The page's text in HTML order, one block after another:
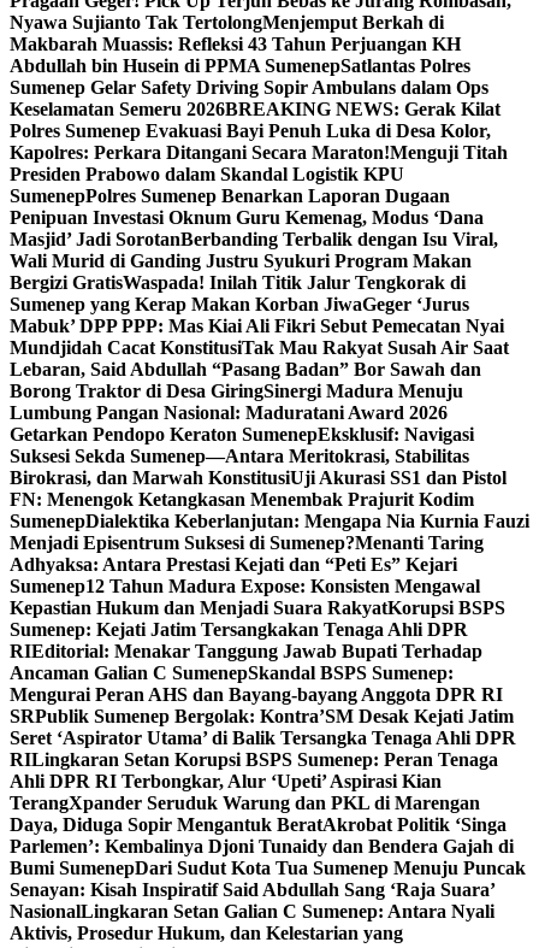
Nyawa Sujianto Tak TertolongMenjemput Berkah di
Makbarah Muassis: Refleksi 43 Tahun Perjuangan KH
Abdullah bin Husein di PPMA SumenepSatlantas Polres
Sumenep Gelar Safety Driving Sopir Ambulans dalam Ops
Keselamatan Semeru 2026BREAKING NEWS: Gerak Kilat
Polres Sumenep Evakuasi Bayi Penuh Luka di Desa Kolor,
Kapolres: Perkara Ditangani Secara Maraton!Menguji Titah
Presiden Prabowo dalam Skandal Logistik KPU
SumenepPolres Sumenep Benarkan Laporan Dugaan
Penipuan Investasi Oknum Guru Kemenag, Modus ‘Dana
Masjid’ Jadi SorotanBerbanding Terbalik dengan Isu Viral,
Wali Murid di Ganding Justru Syukuri Program Makan
Bergizi GratisWaspada! Inilah Titik Jalur Tengkorak di
Sumenep yang Kerap Makan Korban JiwaGeger ‘Jurus
Mabuk’ DPP PPP: Mas Kiai Ali Fikri Sebut Pemecatan Nyai
Mundjidah Cacat KonstitusiTak Mau Rakyat Susah Air Saat
Lebaran, Said Abdullah “Pasang Badan” Bor Sawah dan
Borong Traktor di Desa GiringSinergi Madura Menuju
Lumbung Pangan Nasional: Maduratani Award 2026
Getarkan Pendopo Keraton SumenepEksklusif: Navigasi
Suksesi Sekda Sumenep—Antara Meritokrasi, Stabilitas
Birokrasi, dan Marwah KonstitusiUji Akurasi SS1 dan Pistol
FN: Menengok Ketangkasan Menembak Prajurit Kodim
SumenepDialektika Keberlanjutan: Mengapa Nia Kurnia Fauzi
Menjadi Episentrum Suksesi di Sumenep?Menanti Taring
Adhyaksa: Antara Prestasi Kejati dan “Peti Es” Kejari
Sumenep12 Tahun Madura Expose: Konsisten Mengawal
Kepastian Hukum dan Menjadi Suara RakyatKorupsi BSPS
Sumenep: Kejati Jatim Tersangkakan Tenaga Ahli DPR
RIEditorial: Menakar Tanggung Jawab Bupati Terhadap
Ancaman Galian C SumenepSkandal BSPS Sumenep:
Mengurai Peran AHS dan Bayang-bayang Anggota DPR RI
SRPublik Sumenep Bergolak: Kontra’SM Desak Kejati Jatim
Seret ‘Aspirator Utama’ di Balik Tersangka Tenaga Ahli DPR
RILingkaran Setan Korupsi BSPS Sumenep: Peran Tenaga
Ahli DPR RI Terbongkar, Alur ‘Upeti’ Aspirasi Kian
TerangXpander Seruduk Warung dan PKL di Marengan
Daya, Diduga Sopir Mengantuk BeratAkrobat Politik ‘Singa
Parlemen’: Kembalinya Djoni Tunaidy dan Bendera Gajah di
Bumi SumenepDari Sudut Kota Tua Sumenep Menuju Puncak
Senayan: Kisah Inspiratif Said Abdullah Sang ‘Raja Suara’
NasionalLingkaran Setan Galian C Sumenep: Antara Nyali
Aktivis, Prosedur Hukum, dan Kelestarian yang